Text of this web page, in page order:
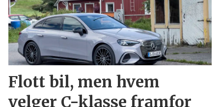
Flott bil, men hvem
velger C-klasse framfor